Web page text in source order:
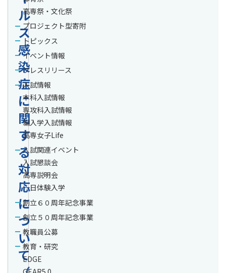
ル
ス
感
染
症
に
関
す
る
対
応
に
つ
い
て
高専祭・文化祭
プロジェクト型寄附
トピックス
イベント情報
プレスリリース
入試情報
本科入試情報
専攻科入試情報
編入学入試情報
高専女子Life
入試関連イベント
入試懇談会
高専説明会
一日体験入学
創立６０周年記念事業
創立５０周年記念事業
教職員公募
教育・研究
EDGE